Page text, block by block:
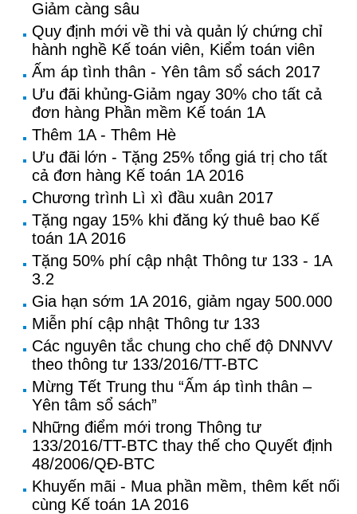
Giảm càng sâu
Quy định mới về thi và quản lý chứng chỉ
hành nghề Kế toán viên, Kiểm toán viên
Ấm áp tình thân - Yên tâm sổ sách 2017
Ưu đãi khủng-Giảm ngay 30% cho tất cả
đơn hàng Phần mềm Kế toán 1A
Thêm 1A - Thêm Hè
Ưu đãi lớn - Tặng 25% tổng giá trị cho tất
cả đơn hàng Kế toán 1A 2016
Chương trình Lì xì đầu xuân 2017
Tặng ngay 15% khi đăng ký thuê bao Kế
toán 1A 2016
Tặng 50% phí cập nhật Thông tư 133 - 1A
3.2
Gia hạn sớm 1A 2016, giảm ngay 500.000
Miễn phí cập nhật Thông tư 133
Các nguyên tắc chung cho chế độ DNNVV
theo thông tư 133/2016/TT-BTC
Mừng Tết Trung thu “Ấm áp tình thân –
Yên tâm sổ sách”
Những điểm mới trong Thông tư
133/2016/TT-BTC thay thế cho Quyết định
48/2006/QĐ-BTC
Khuyến mãi - Mua phần mềm, thêm kết nối
cùng Kế toán 1A 2016